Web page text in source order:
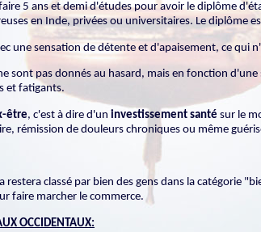
5 ans et demi d'études pour avoir le diplôme
en Inde, privées ou universitaires. Le diplôme
une sensation de détente et d'apaisement, ce qui
sont pas donnés au hasard, mais en fonction
et fatigants.
être, c'est à dire d'un investissement santé sur le
rémission de douleurs chroniques ou même
classé par bien des gens dans la catégorie
faire marcher le commerce.
OCCIDENTAUX: